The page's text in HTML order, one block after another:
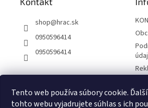
Tento web používa súbory cookie.
tohto webu vyjadrujete súhlas s ich
shop@hrac.sk
0950596414
0950596414